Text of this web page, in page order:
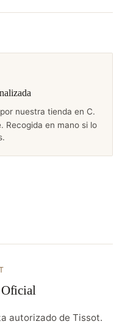
nuestra tienda en C.
Recogida en mano si lo
autorizado de Tissot.